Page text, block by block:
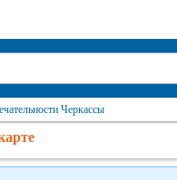
Черкассы